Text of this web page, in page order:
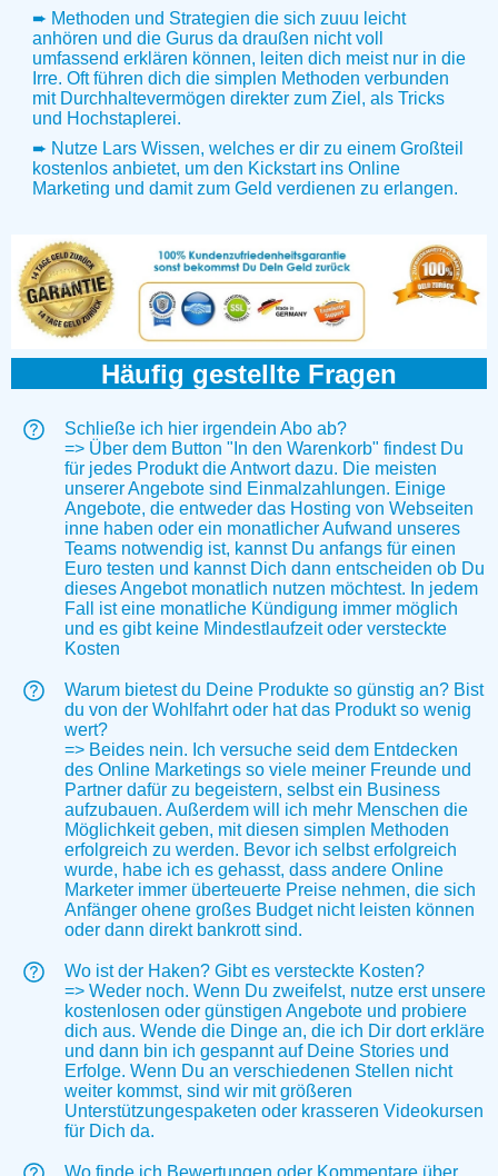
➨ Methoden und Strategien die sich zuuu leicht
anhören und die Gurus da draußen nicht voll
umfassend erklären können, leiten dich meist nur in die
Irre. Oft führen dich die simplen Methoden verbunden
mit Durchhaltevermögen direkter zum Ziel, als Tricks
und Hochstaplerei.
➨ Nutze Lars Wissen, welches er dir zu einem Großteil
kostenlos anbietet, um den Kickstart ins Online
Marketing und damit zum Geld verdienen zu erlangen.
Häufig gestellte Fragen
Schließe ich hier irgendein Abo ab?
=> Über dem Button "In den Warenkorb" findest Du
für jedes Produkt die Antwort dazu. Die meisten
unserer Angebote sind Einmalzahlungen. Einige
Angebote, die entweder das Hosting von Webseiten
inne haben oder ein monatlicher Aufwand unseres
Teams notwendig ist, kannst Du anfangs für einen
Euro testen und kannst Dich dann entscheiden ob Du
dieses Angebot monatlich nutzen möchtest. In jedem
Fall ist eine monatliche Kündigung immer möglich
und es gibt keine Mindestlaufzeit oder versteckte
Kosten
Warum bietest du Deine Produkte so günstig an? Bist
du von der Wohlfahrt oder hat das Produkt so wenig
wert?
=> Beides nein. Ich versuche seid dem Entdecken
des Online Marketings so viele meiner Freunde und
Partner dafür zu begeistern, selbst ein Business
aufzubauen. Außerdem will ich mehr Menschen die
Möglichkeit geben, mit diesen simplen Methoden
erfolgreich zu werden. Bevor ich selbst erfolgreich
wurde, habe ich es gehasst, dass andere Online
Marketer immer überteuerte Preise nehmen, die sich
Anfänger ohene großes Budget nicht leisten können
oder dann direkt bankrott sind.
Wo ist der Haken? Gibt es versteckte Kosten?
=> Weder noch. Wenn Du zweifelst, nutze erst unsere
kostenlosen oder günstigen Angebote und probiere
dich aus. Wende die Dinge an, die ich Dir dort erkläre
und dann bin ich gespannt auf Deine Stories und
Erfolge. Wenn Du an verschiedenen Stellen nicht
weiter kommst, sind wir mit größeren
Unterstützungespaketen oder krasseren Videokursen
für Dich da.
Wo finde ich Bewertungen oder Kommentare über